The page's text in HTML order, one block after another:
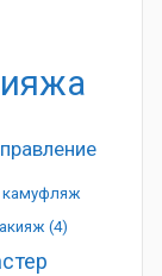
камуфляж
(4)